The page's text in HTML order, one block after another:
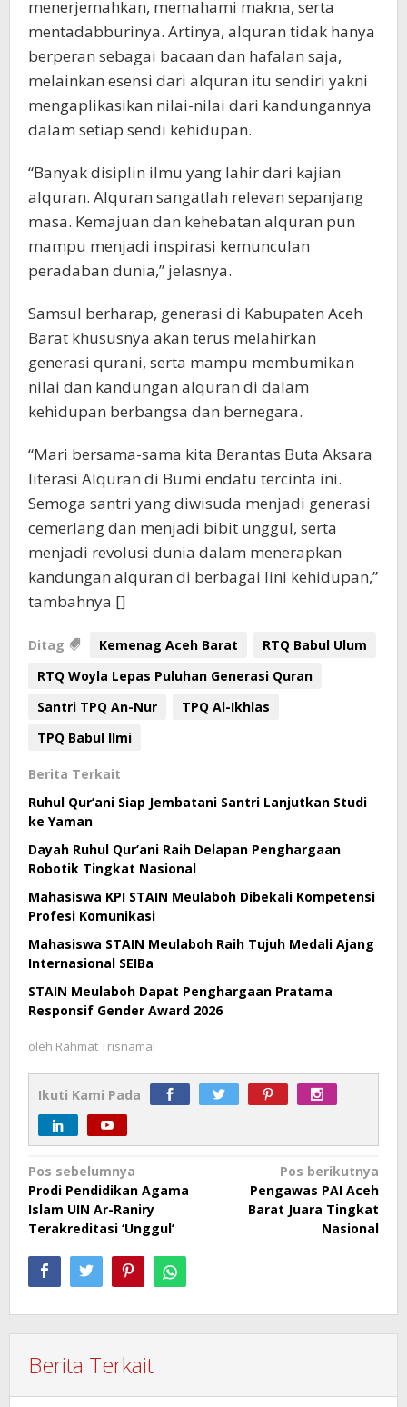
menerjemahkan, memahami makna, serta
mentadabburinya. Artinya, alquran tidak hanya
berperan sebagai bacaan dan hafalan saja,
melainkan esensi dari alquran itu sendiri yakni
mengaplikasikan nilai-nilai dari kandungannya
dalam setiap sendi kehidupan.
“Banyak disiplin ilmu yang lahir dari kajian
alquran. Alquran sangatlah relevan sepanjang
masa. Kemajuan dan kehebatan alquran pun
mampu menjadi inspirasi kemunculan
peradaban dunia,” jelasnya.
Samsul berharap, generasi di Kabupaten Aceh
Barat khususnya akan terus melahirkan
generasi qurani, serta mampu membumikan
nilai dan kandungan alquran di dalam
kehidupan berbangsa dan bernegara.
“Mari bersama-sama kita Berantas Buta Aksara
literasi Alquran di Bumi endatu tercinta ini.
Semoga santri yang diwisuda menjadi generasi
cemerlang dan menjadi bibit unggul, serta
menjadi revolusi dunia dalam menerapkan
kandungan alquran di berbagai lini kehidupan,”
tambahnya.[]
Ditag Kemenag Aceh Barat
RTQ Babul Ulum
RTQ Woyla Lepas Puluhan Generasi Quran
Santri TPQ An-Nur
TPQ Al-Ikhlas
TPQ Babul Ilmi
Berita Terkait
Ruhul Qur’ani Siap Jembatani Santri Lanjutkan Studi
ke Yaman
Dayah Ruhul Qur’ani Raih Delapan Penghargaan
Robotik Tingkat Nasional
Mahasiswa KPI STAIN Meulaboh Dibekali Kompetensi
Profesi Komunikasi
Mahasiswa STAIN Meulaboh Raih Tujuh Medali Ajang
Internasional SEIBa
STAIN Meulaboh Dapat Penghargaan Pratama
Responsif Gender Award 2026
oleh Rahmat Trisnamal
Ikuti Kami Pada
Navigasi
pos
Pos sebelumnya
Prodi Pendidikan Agama
Islam UIN Ar-Raniry
Terakreditasi ‘Unggul’
Pos berikutnya
Pengawas PAI Aceh
Barat Juara Tingkat
Nasional
Berita Terkait